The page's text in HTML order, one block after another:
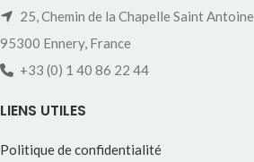
25, Chemin de la Chapelle Saint Antoine
95300 Ennery, France
+33 (0) 1 40 86 22 44
LIENS UTILES
Politique de confidentialité